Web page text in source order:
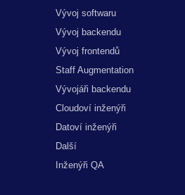
Vývoj softwaru
Vývoj backendu
Vývoj frontendů
Staff Augmentation
Vývojáři backendu
Cloudoví inženýři
Datoví inženýři
Další
Inženýři QA